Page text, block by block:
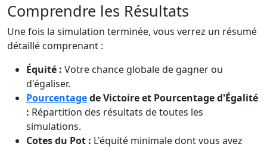
Comprendre les Résultats
Une fois la simulation terminée, vous verrez un résumé
détaillé comprenant :
Équité : Votre chance globale de gagner ou
d'égaliser.
Pourcentagede Victoire et Pourcentage d'Égalité
: Répartition des résultats de toutes les
simulations.
Cotes du Pot : L'équité minimale dont vous avez